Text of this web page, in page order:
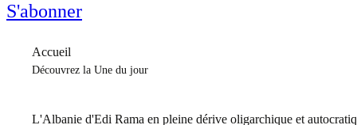
S'abonner
Accueil
Découvrez la Une du jour
L'Albanie d'Edi Rama en pleine dérive oligarchique et